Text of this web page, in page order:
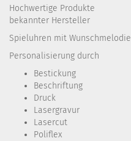
Hochwertige Produkte
bekannter Hersteller
Spieluhren mit Wunschmelodie
Personalisierung durch
Bestickung​
Beschriftung
Druck
Lasergravur
Lasercut
Poliflex